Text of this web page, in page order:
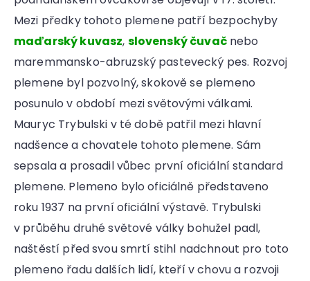
Mezi předky tohoto plemene patří bezpochyby
maďarský kuvasz, slovenský čuvačnebo
maremmansko-abruzský pastevecký pes. Rozvoj
plemene byl pozvolný, skokově se plemeno
posunulo v období mezi světovými válkami.
Mauryc Trybulski v té době patřil mezi hlavní
nadšence a chovatele tohoto plemene. Sám
sepsala a prosadil vůbec první oficiální standard
plemene. Plemeno bylo oficiálně představeno
roku 1937 na první oficiální výstavě. Trybulski
v průběhu druhé světové války bohužel padl,
naštěstí před svou smrtí stihl nadchnout pro toto
plemeno řadu dalších lidí, kteří v chovu a rozvoji